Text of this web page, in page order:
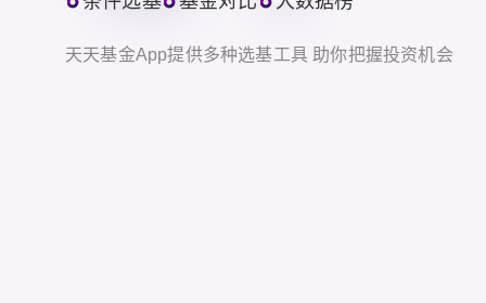
天天基金App提供多种选基工具 助你把握投资机会